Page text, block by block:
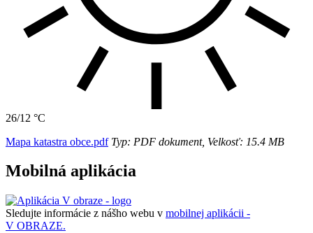
26/12 °C
Mapa katastra obce.pdfTyp: PDF dokument, Velkosť: 15.4 MB
Mobilná aplikácia
Sledujte informácie z nášho webu v mobilnej aplikácii -
V OBRAZE.